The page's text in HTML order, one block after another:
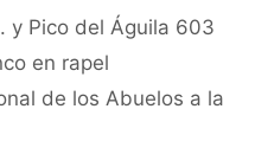
y Pico del Águila 603
en rapel
de los Abuelos a la